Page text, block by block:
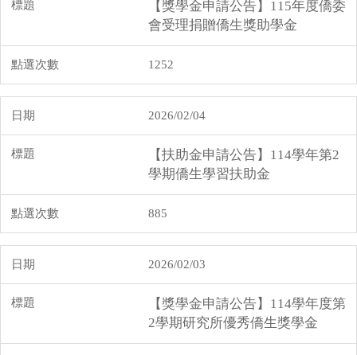
【獎學金申請公告】115年度僑委
會受理捐贈僑生獎助學金
1252
2026/02/04
【扶助金申請公告】114學年第2
學期僑生學習扶助金
885
2026/02/03
【獎學金申請公告】114學年度第
2學期研究所優秀僑生獎學金